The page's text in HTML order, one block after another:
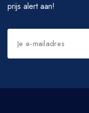
prijs alert aan!